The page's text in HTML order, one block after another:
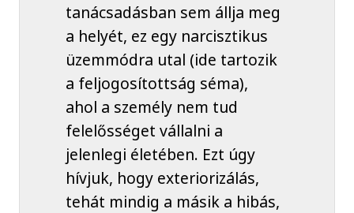
tanácsadásban sem állja meg
a helyét, ez egy narcisztikus
üzemmódra utal (ide tartozik
a feljogosítottság séma),
ahol a személy nem tud
felelősséget vállalni a
jelenlegi életében. Ezt úgy
hívjuk, hogy exteriorizálás,
tehát mindig a másik a hibás,